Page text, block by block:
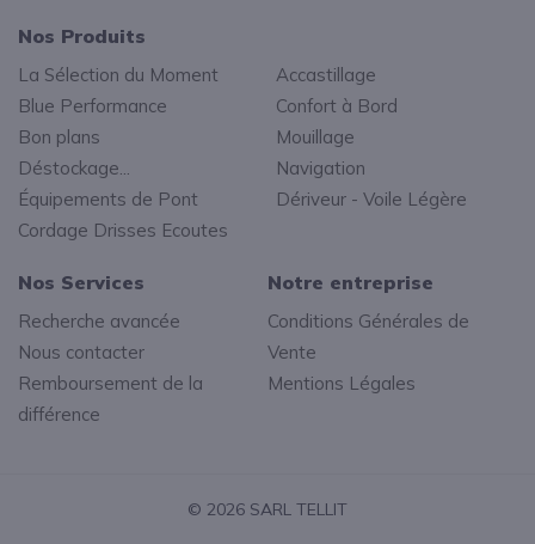
Nos Services
Recherche avancée
Nous contacter
Remboursement de la
différence
Notre entreprise
Conditions Générales de
Vente
Mentions Légales
Nos Produits
La Sélection du Moment
Blue Performance
Bon plans
Déstockage...
Équipements de Pont
Cordage Drisses Ecoutes
Accastillage
Confort à Bord
Mouillage
Navigation
Dériveur - Voile Légère
© 2026 SARL TELLIT